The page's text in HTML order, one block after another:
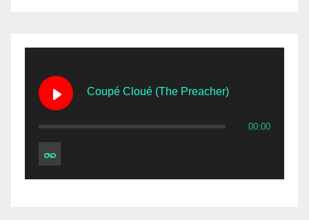
Coupé Cloué (The Preacher)
00:00